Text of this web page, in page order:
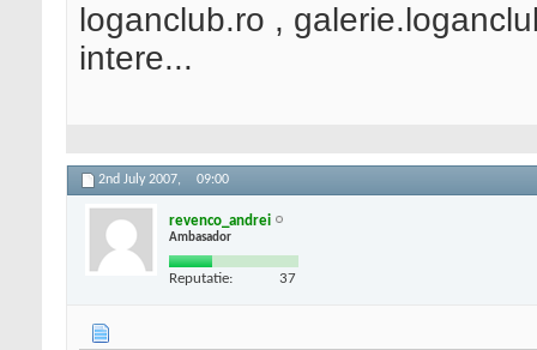
loganclub.ro ,
intere...
2nd July 2007, 09:00
revenco_andrei
Ambasador
Reputatie: 37